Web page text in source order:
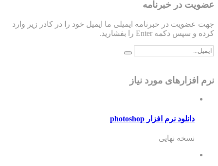
عضویت در خبرنامه
جهت عضویت در خبرنامه ایمیلی ما ایمیل خود را در کادر زیر وارد
کرده و سپس دکمه Enter را بفشارید.
نرم افزارهای مورد نیاز
دانلود نرم افزار photoshop
نسخه نهایی